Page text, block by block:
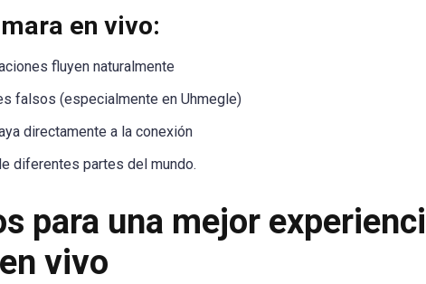
en vivo:
fluyen naturalmente
falsos (especialmente en Uhmegle)
directamente a la conexión
diferentes partes del mundo.
para una mejor
vivo